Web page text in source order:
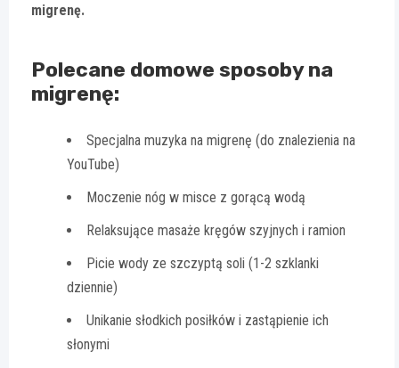
migrenę.
Polecane domowe sposoby na
migrenę:
Specjalna muzyka na migrenę (do znalezienia na
YouTube)
Moczenie nóg w misce z gorącą wodą
Relaksujące masaże kręgów szyjnych i ramion
Picie wody ze szczyptą soli (1-2 szklanki
dziennie)
Unikanie słodkich posiłków i zastąpienie ich
słonymi